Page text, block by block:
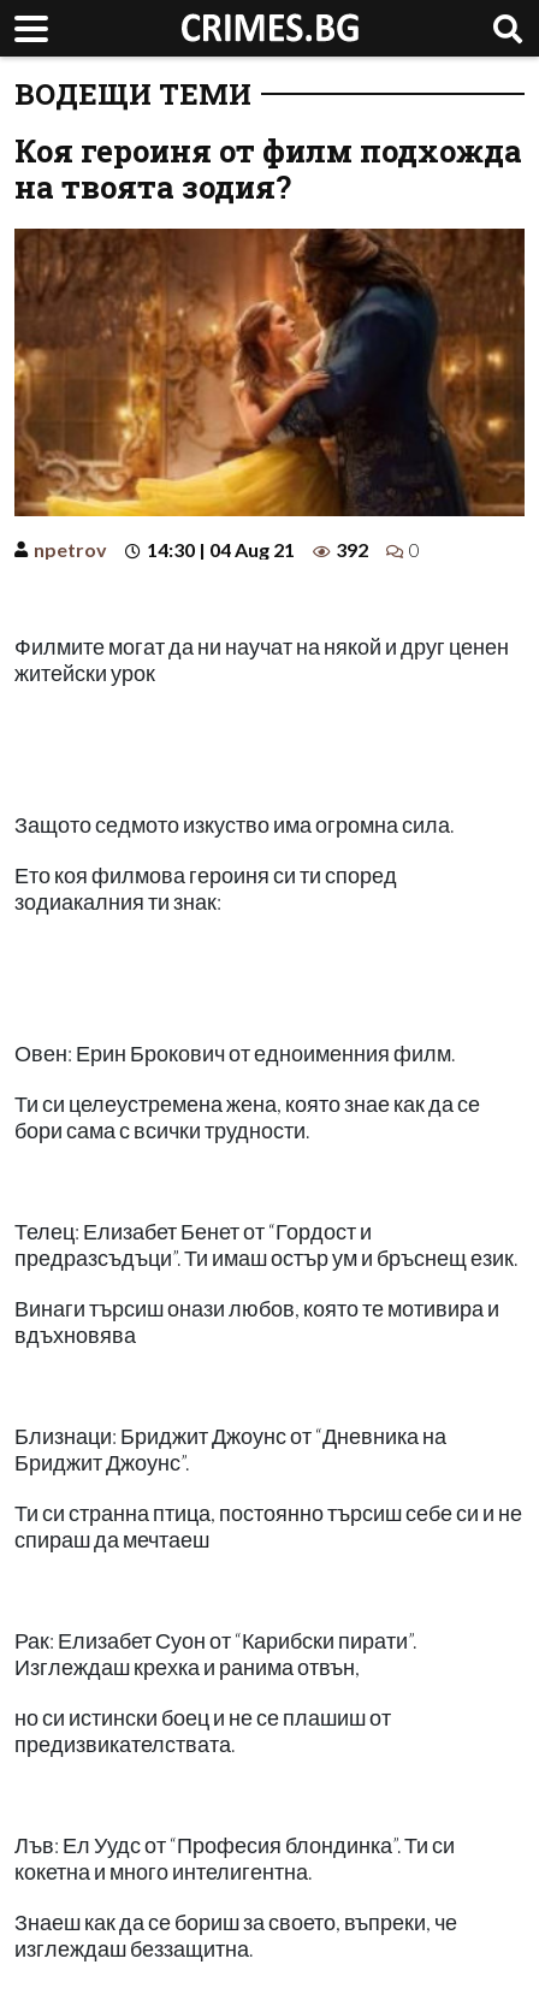
ВОДЕЩИ ТЕМИ
Коя героиня от филм подхожда
на твоята зодия?
npetrov 14:30 | 04 Aug 21 392 0
Филмите могат да ни научат на някой и друг ценен
житейски урок
Защото седмото изкуство има огромна сила.
Ето коя филмова героиня си ти според
зодиакалния ти знак:
Овен: Ерин Брокович от едноименния филм.
Ти си целеустремена жена, която знае как да се
бори сама с всички трудности.
Телец: Елизабет Бенет от “Гордост и
предразсъдъци”. Ти имаш остър ум и бръснещ език.
Винаги търсиш онази любов, която те мотивира и
вдъхновява
Близнаци: Бриджит Джоунс от “Дневника на
Бриджит Джоунс”.
Ти си странна птица, постоянно търсиш себе си и не
спираш да мечтаеш
Рак: Елизабет Суон от “Карибски пирати”.
Изглеждаш крехка и ранима отвън,
но си истински боец и не се плашиш от
предизвикателствата.
Лъв: Ел Уудс от “Професия блондинка”. Ти си
кокетна и много интелигентна.
Знаеш как да се бориш за своето, въпреки, че
изглеждаш беззащитна.